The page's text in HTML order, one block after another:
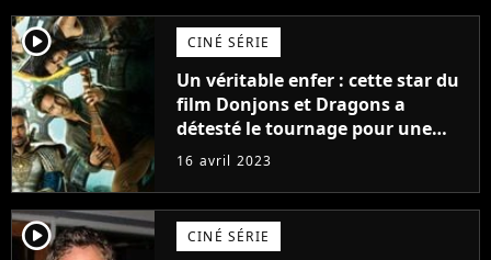
player2 CINÉ SÉRIE
Un véritable enfer : cette star du
film Donjons et Dragons a
détesté le tournage pour une
raison très spéciale
16 avril 2023
player2 CINÉ SÉRIE